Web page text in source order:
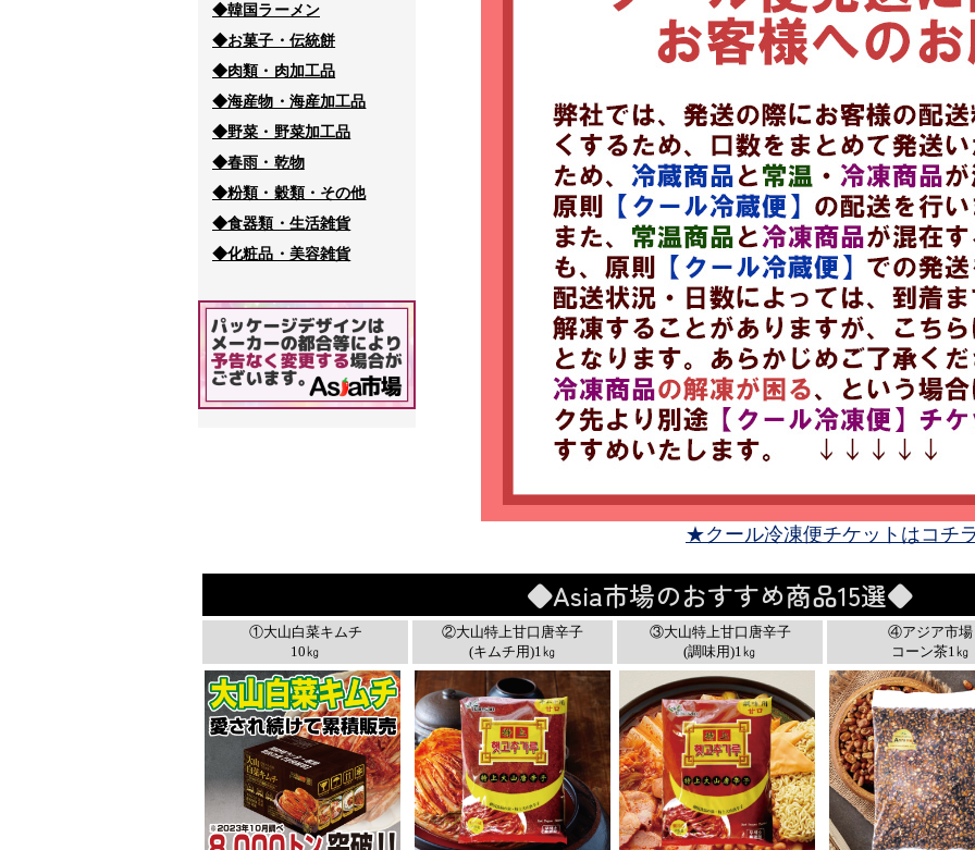
◆韓国ラーメン
◆お菓子・伝統餅
◆肉類・肉加工品
◆海産物・海産加工品
◆野菜・野菜加工品
◆春雨・乾物
◆粉類・穀類・その他
◆食器類・生活雑貨
◆化粧品・美容雑貨
★クール冷凍便チケットはコチ